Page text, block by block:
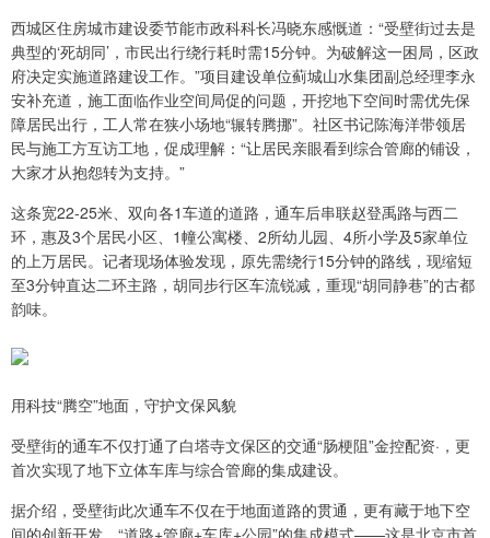
西城区住房城市建设委节能市政科科长冯晓东感慨道：“受壁街过去是
典型的‘死胡同’，市民出行绕行耗时需15分钟。为破解这一困局，区政
府决定实施道路建设工作。”项目建设单位蓟城山水集团副总经理李永
安补充道，施工面临作业空间局促的问题，开挖地下空间时需优先保
障居民出行，工人常在狭小场地“辗转腾挪”。社区书记陈海洋带领居
民与施工方互访工地，促成理解：“让居民亲眼看到综合管廊的铺设，
大家才从抱怨转为支持。”
这条宽22-25米、双向各1车道的道路，通车后串联赵登禹路与西二
环，惠及3个居民小区、1幢公寓楼、2所幼儿园、4所小学及5家单位
的上万居民。记者现场体验发现，原先需绕行15分钟的路线，现缩短
至3分钟直达二环主路，胡同步行区车流锐减，重现“胡同静巷”的古都
韵味。
用科技“腾空”地面，守护文保风貌
受壁街的通车不仅打通了白塔寺文保区的交通“肠梗阻”金控配资·，更
首次实现了地下立体车库与综合管廊的集成建设。
据介绍，受壁街此次通车不仅在于地面道路的贯通，更有藏于地下空